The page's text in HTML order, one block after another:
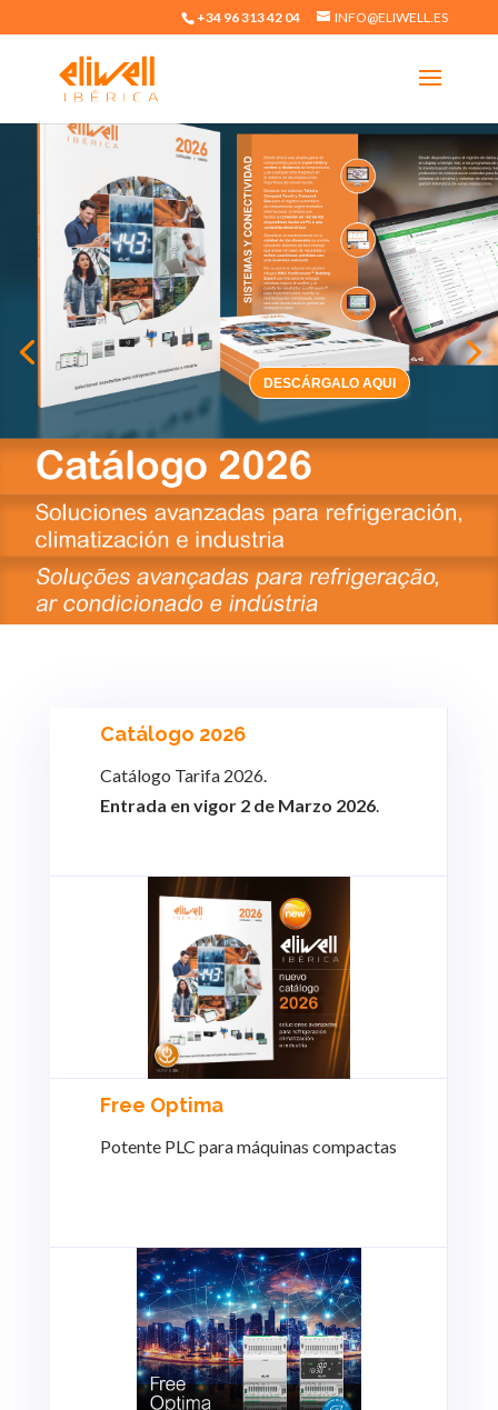
+34 96 313 42 04 INFO@ELIWELL.ES
Catálogo 2026
Catálogo Tarifa 2026.
Entrada en vigor 2 de Marzo 2026.
Free Optima
Potente PLC para máquinas compactas